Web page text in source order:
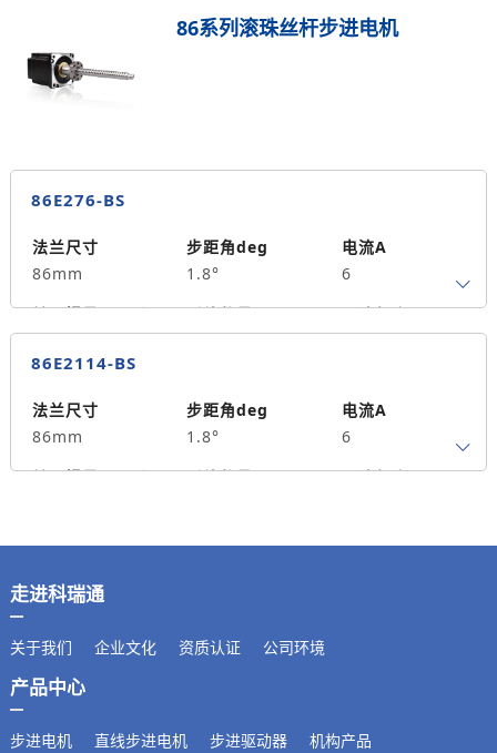
86系列滚珠丝杆步进电机
86E276-BS
法兰尺寸
86mm
步距角deg
1.8°
电流A
6
转子惯量g.cm²
4
引线数量
76
马达长度mm
4
1300
86E2114-BS
法兰尺寸
86mm
步距角deg
1.8°
电流A
6
转子惯量g.cm²
引线数量
马达长度mm
保持力矩N.m
备注信息
走进科瑞通
关于我们 企业文化 资质认证 公司环境
产品中心
步进电机 直线步进电机 步进驱动器
机构产品